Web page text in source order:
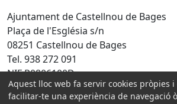
Ajuntament de Castellnou de Bages
Plaça de l'Església s/n
08251 Castellnou de Bages
Tel. 938 272 091
NIF P0806100D
Amb la col·laboració de:
Aquest lloc web fa servir cookies pròpies
facilitar-te una experiència de navegació